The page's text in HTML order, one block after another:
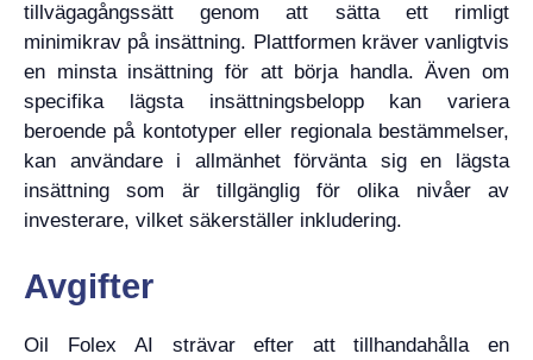
tillvägagångssätt genom att sätta ett rimligt
minimikrav på insättning. Plattformen kräver vanligtvis
en minsta insättning för att börja handla. Även om
specifika lägsta insättningsbelopp kan variera
beroende på kontotyper eller regionala bestämmelser,
kan användare i allmänhet förvänta sig en lägsta
insättning som är tillgänglig för olika nivåer av
investerare, vilket säkerställer inkludering.
Avgifter
Oil Folex AI strävar efter att tillhandahålla en